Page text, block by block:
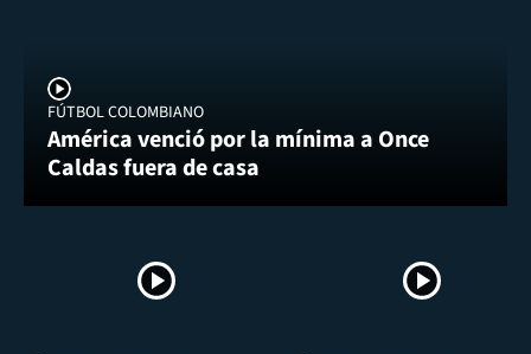
FÚTBOL COLOMBIANO
América venció por la mínima a Once
Caldas fuera de casa